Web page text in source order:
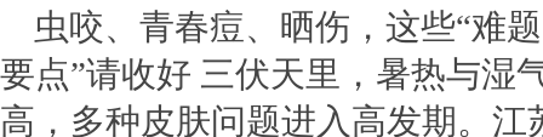
虫咬、青春痘、晒伤，这些“难
要点”请收好 三伏天里，暑热与湿
高，多种皮肤问题进入高发期。